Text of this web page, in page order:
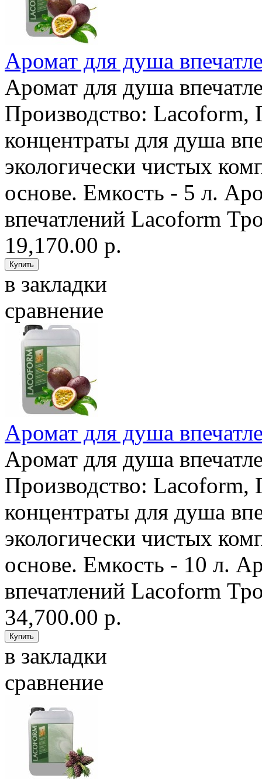
Аромат для душа
Аромат для душа
Производство: Lacoform,
концентраты для душа
экологически чистых
основе. Емкость - 5 л.
впечатлений Lacoform
19,170.00 р.
в закладки
сравнение
Аромат для душа
Аромат для душа
Производство: Lacoform,
концентраты для душа
экологически чистых
основе. Емкость - 10 л.
впечатлений Lacoform
34,700.00 р.
в закладки
сравнение